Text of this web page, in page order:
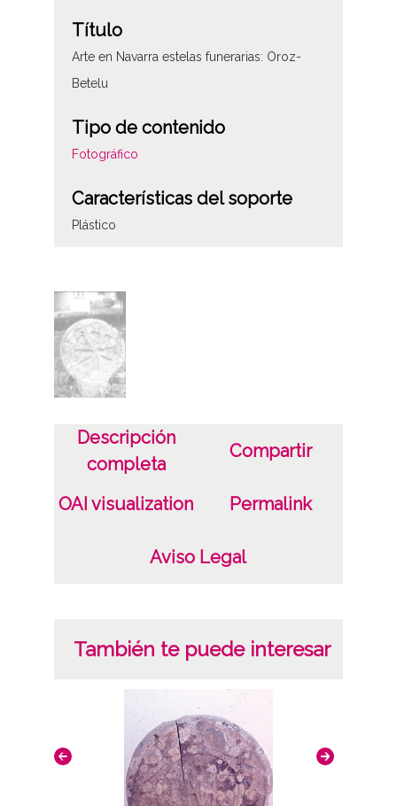
Título
Arte en Navarra estelas funerarias: Oroz-
Betelu
Tipo de contenido
Fotográfico
Características del soporte
Plástico
19870817
Licencia de las imágenes
CC BY-NC-SA 4.0
Descripción
completa
Compartir
OAI visualization Permalink
Aviso Legal
También te puede interesar